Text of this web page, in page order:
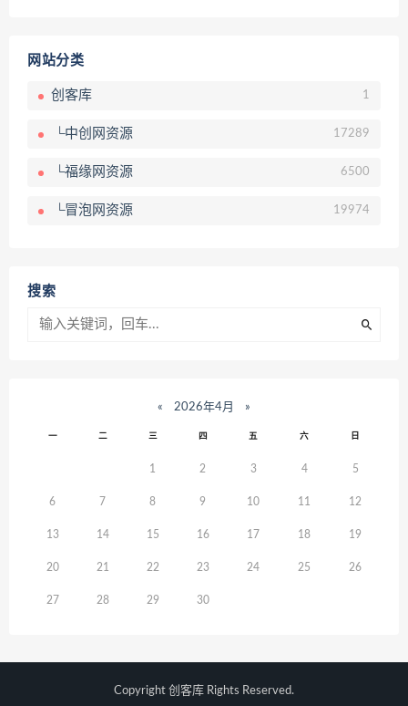
网站分类
创客库 1
└中创网资源 17289
└福缘网资源 6500
└冒泡网资源 19974
搜索
« 2026年4月 »
一 二 三 四 五 六 日
1 2 3 4 5
6 7 8 9 10 11 12
13 14 15 16 17 18 19
20 21 22 23 24 25 26
27 28 29 30
Copyright 创客库 Rights Reserved.